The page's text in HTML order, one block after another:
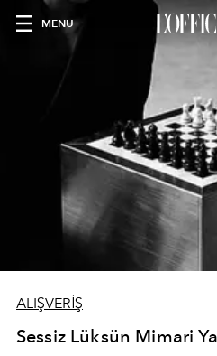
MENU
ALIŞVERİŞ
Sessiz Lüksün Mimari